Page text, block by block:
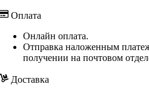
Оплата
Онлайн оплата.
Отправка наложенным
получении на почтовом
Доставка